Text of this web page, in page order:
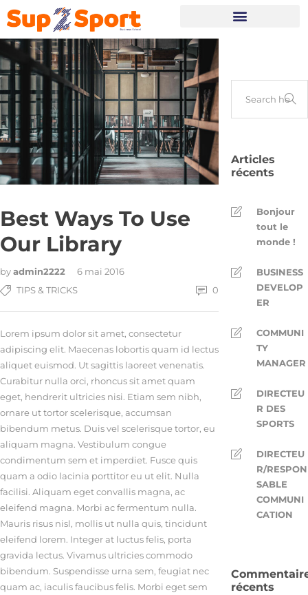
Best Ways To Use
Our Library
byadmin2222
6 mai 2016
TIPS & TRICKS
0
Lorem ipsum dolor sit amet, consectetur
adipiscing elit. Maecenas lobortis quam id lectus
aliquet euismod. Ut sagittis laoreet venenatis.
Curabitur nulla orci, rhoncus sit amet quam
eget, hendrerit ultricies nisi. Etiam sem nibh,
ornare ut tortor scelerisque, accumsan
bibendum metus. Duis vel scelerisque tortor, eu
aliquam magna. Vestibulum congue
condimentum sem et imperdiet. Fusce quis
quam a odio lacinia porttitor eu ut elit. Nulla
facilisi. Aliquam eget convallis magna, ac
eleifend magna. Morbi ac fermentum nulla.
Mauris risus nisl, mollis ut nulla quis, tincidunt
eleifend lorem. Integer at luctus felis, porta
gravida lectus. Vivamus ultricies commodo
bibendum. Suspendisse urna sem, feugiat nec
quam ac, iaculis faucibus felis. Morbi eget sem
Articles
récents
Bonjour
tout le
monde !
BUSINESS
DEVELOP
ER
COMMUNI
TY
MANAGER
DIRECTEU
R DES
SPORTS
DIRECTEU
R/RESPON
SABLE
COMMUNI
CATION
récents